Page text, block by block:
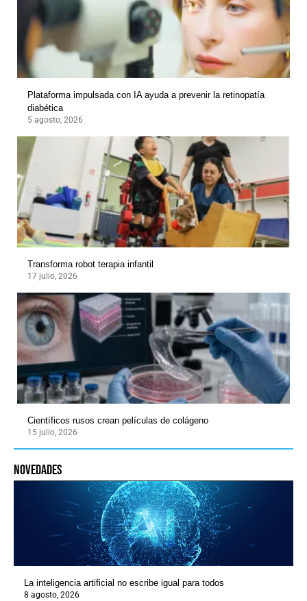
Plataforma impulsada con IA ayuda a prevenir la retinopatía
diabética
5 agosto, 2026
Transforma robot terapia infantil
17 julio, 2026
Científicos rusos crean películas de colágeno
15 julio, 2026
novedades
La inteligencia artificial no escribe igual para todos
8 agosto, 2026